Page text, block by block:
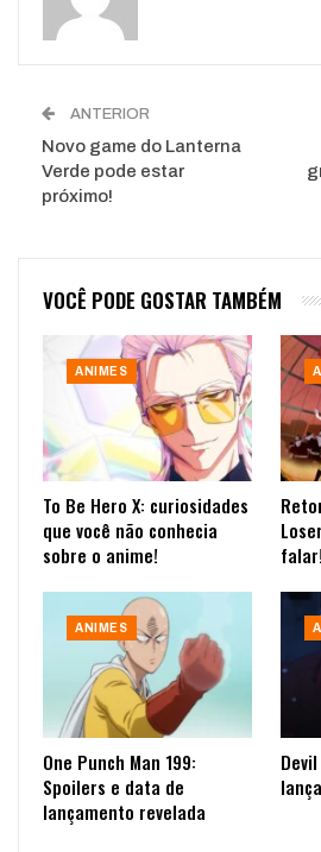
ANTERIOR
Novo game do Lanterna
Verde pode estar
próximo!
VOCÊ PODE GOSTAR TAMBÉM
ANIMES
To Be Hero X: curiosidades
que você não conhecia
sobre o anime!
ANIMES
One Punch Man 199:
Spoilers e data de
lançamento revelada